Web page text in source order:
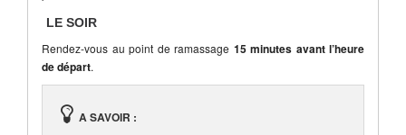
LE SOIR
Rendez-vous au point de ramassage 15 minutes avant l’heure
de départ.
A SAVOIR :